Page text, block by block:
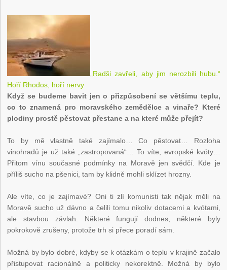
„Radši zavřeli, aby jim nerozbili hubu.“
Hoří Rhodos, hoří nervy
Když se budeme bavit jen o přizpůsobení se většímu teplu,
co to znamená pro moravského zemědělce a vinaře? Které
plodiny prostě pěstovat přestane a na které může přejít?
To by mě vlastně také zajímalo… Co pěstovat… Rozloha
vinohradů je už také „zastropovaná“… To víte, evropské kvóty…
Přitom vínu současné podmínky na Moravě jen svědčí. Kde je
příliš sucho na pšenici, tam by klidně mohli sklízet hrozny.
Ale víte, co je zajímavé? Oni ti zlí komunisti tak nějak měli na
Moravě sucho už dávno a čelili tomu nikoliv dotacemi a kvótami,
ale stavbou závlah. Některé fungují dodnes, některé byly
pokrokově zrušeny, protože trh si přece poradí sám.
Možná by bylo dobré, kdyby se k otázkám o teplu v krajině začalo
přistupovat racionálně a politicky nekorektně. Možná by bylo